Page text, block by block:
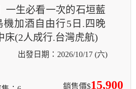
一生必看一次的石垣藍
機加酒自由行5日.四晚
床(2人成行.台灣虎航)
2026/10/17 (六)
銷售價$15,900